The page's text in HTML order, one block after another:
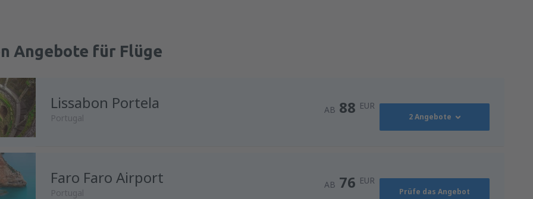
Angebote für Flüge
Lissabon Portela
Portugal
AB 88 EUR
2 Angebote
von
Faro Faro Airport
Portugal
AB 76 EUR
Prüfe das Angebot